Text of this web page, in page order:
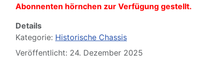
Abonnenten hörnchen zur Verfügung gestellt.
Details
Kategorie: Historische Chassis
Veröffentlicht: 24. Dezember 2025